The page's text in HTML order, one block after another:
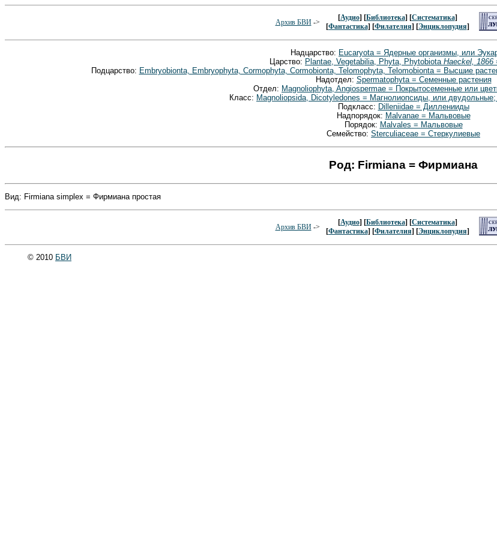
Архив БВИ->
[Аудио] [Библиотека] [Систематика]
[Фантастика] [Филателия] [Энциклопудия]
Надцарство: Eucaryota = Ядерные организмы, или
Царство: Plantae, Vegetabilia, Phyta, Phytobiota Haeckel, 1866
Подцарство: Embryobionta, Embryophyta, Cormophyta, Cormobionta, Telomophyta, Telomobionta = Высшие
Надотдел: Spermatophyta = Семенные растения
Отдел: Magnoliophyta, Angiospermae = Покрытосеменные или
Класс: Magnoliopsida, Dicotyledones = Магнолиопсиды, или
Подкласс: Dilleniidae = Дилленииды
Надпорядок: Malvanae = Мальвовые
Порядок: Malvales = Мальвовые
Семейство: Sterculiaceae = Стеркулиевые
Род: Firmiana = Фирмиана
Вид: Firmiana simplex = Фирмиана простая
Архив БВИ->
[Аудио] [Библиотека] [Систематика]
[Фантастика] [Филателия] [Энциклопудия]
© 2010 БВИ